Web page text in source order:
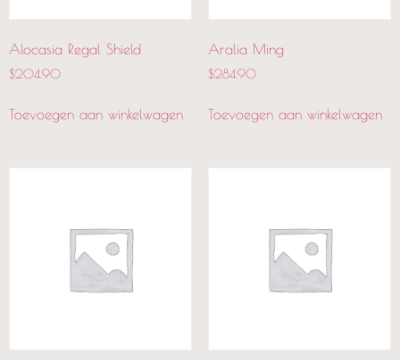
Alocasia Regal Shield
$204.90
Toevoegen aan winkelwagen
Aralia Ming
$284.90
Toevoegen aan winkelwagen